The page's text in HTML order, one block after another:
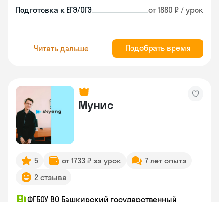
Подготовка к ЕГЭ/ОГЭ от 1880 ₽ / урок
Читать дальше Подобрать время
Мунис
5 от 1733 ₽ за урок
7 лет опыта
2 отзыва
ФГБОУ ВО Башкирский государственный